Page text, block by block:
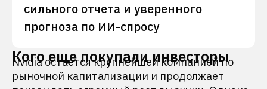
сильного отчета и уверенного
прогноза по ИИ-спросу
Кого еще покупали инвесторы
Nvidia остается крупнейшей компанией по
рыночной капитализации и продолжает